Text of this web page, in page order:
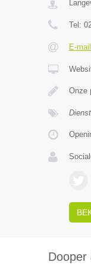
Tel:
E-
Onze
Dooper